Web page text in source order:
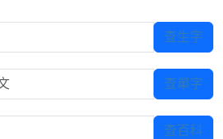
查生字
查單字
查百科